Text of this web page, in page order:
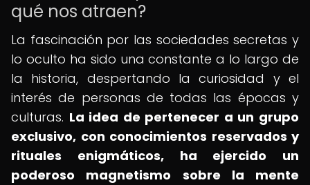
qué nos atraen?
La fascinación por las sociedades secretas y
lo oculto ha sido una constante a lo largo de
la historia, despertando la curiosidad y el
interés de personas de todas las épocas y
culturas. La idea de pertenecer a un grupo
exclusivo, con conocimientos reservados y
rituales enigmáticos, ha ejercido un
poderoso magnetismo sobre la mente